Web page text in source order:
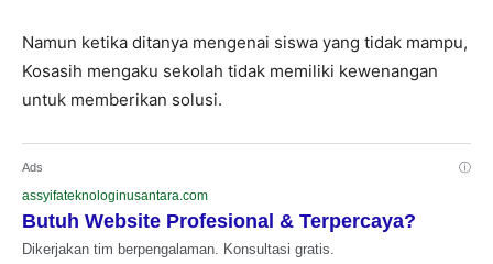
Namun ketika ditanya mengenai siswa yang tidak mampu,
Kosasih mengaku sekolah tidak memiliki kewenangan
untuk memberikan solusi.
Ads ⓘ
assyifateknologinusantara.com
Butuh Website Profesional & Terpercaya?
Dikerjakan tim berpengalaman. Konsultasi gratis.